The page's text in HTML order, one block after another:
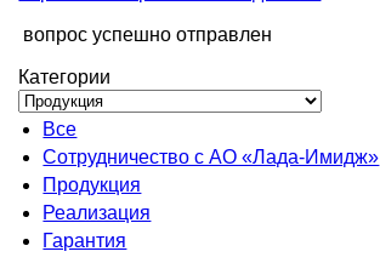
вопрос успешно отправлен
Категории
Все
Сотрудничество с АО «Лада-Имидж»
Продукция
Реализация
Гарантия